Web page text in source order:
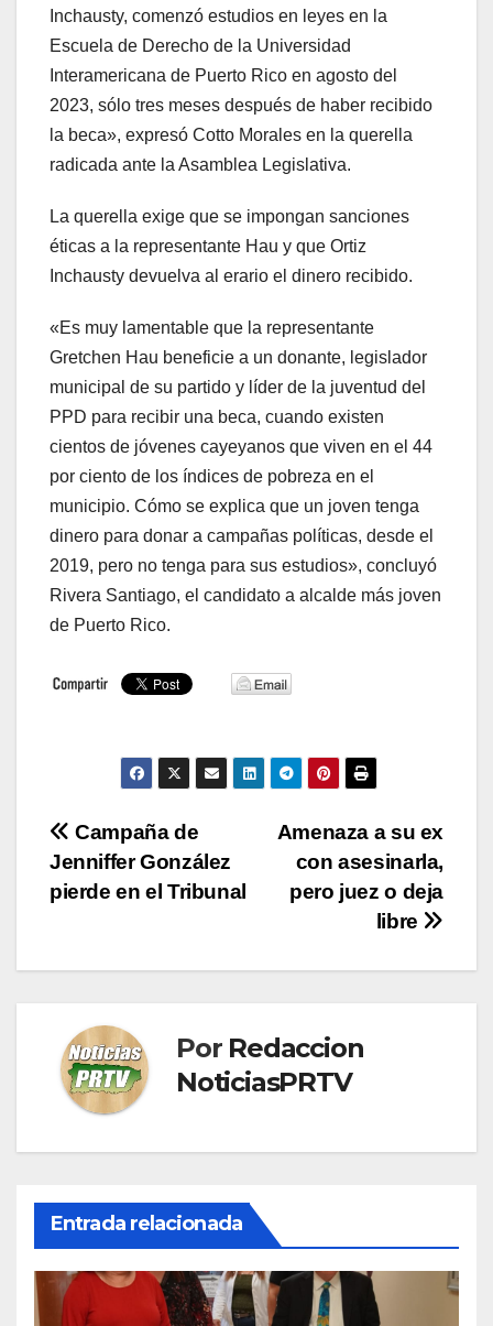
Inchausty, comenzó estudios en leyes en la
Escuela de Derecho de la Universidad
Interamericana de Puerto Rico en agosto del
2023, sólo tres meses después de haber recibido
la beca», expresó Cotto Morales en la querella
radicada ante la Asamblea Legislativa.
La querella exige que se impongan sanciones
éticas a la representante Hau y que Ortiz
Inchausty devuelva al erario el dinero recibido.
«Es muy lamentable que la representante
Gretchen Hau beneficie a un donante, legislador
municipal de su partido y líder de la juventud del
PPD para recibir una beca, cuando existen
cientos de jóvenes cayeyanos que viven en el 44
por ciento de los índices de pobreza en el
municipio. Cómo se explica que un joven tenga
dinero para donar a campañas políticas, desde el
2019, pero no tenga para sus estudios», concluyó
Rivera Santiago, el candidato a alcalde más joven
de Puerto Rico.
Navegación
de
Amenaza a su ex
con asesinarla,
pero juez o deja
libre
Campaña de
Jenniffer González
pierde en el Tribunal
Por Redaccion
NoticiasPRTV
Entrada relacionada